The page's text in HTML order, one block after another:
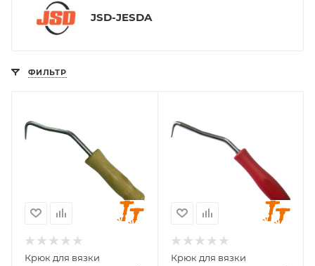
JSD-JESDA
ФИЛЬТР
Крюк для вязки
Крюк для вязки